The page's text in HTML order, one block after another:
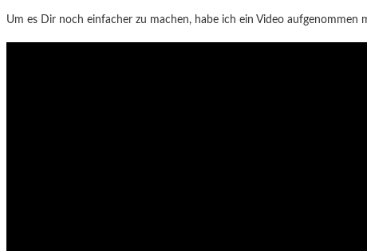
Um es Dir noch einfacher zu machen, habe ich ein Video